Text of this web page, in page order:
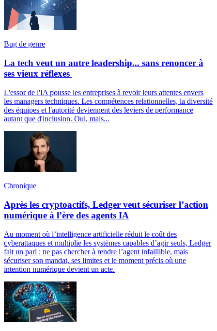
Bug de genre
La tech veut un autre leadership... sans renoncer à
ses vieux réflexes
L'essor de l'IA pousse les entreprises à revoir leurs attentes envers
les managers techniques. Les compétences relationnelles, la diversité
des équipes et l'autorité deviennent des leviers de performance
autant que d'inclusion. Oui, mais...
Chronique
Après les cryptoactifs, Ledger veut sécuriser l’action
numérique à l’ère des agents IA
Au moment où l’intelligence artificielle réduit le coût des
cyberattaques et multiplie les systèmes capables d’agir seuls, Ledger
fait un pari : ne pas chercher à rendre l’agent infaillible, mais
sécuriser son mandat, ses limites et le moment précis où une
intention numérique devient un acte.